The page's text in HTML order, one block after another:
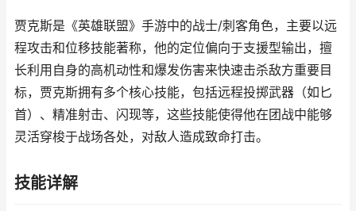
贾克斯是《英雄联盟》手游中的战士/刺客角色，主要以远
程攻击和位移技能著称，他的定位偏向于支援型输出，擅
长利用自身的高机动性和爆发伤害来快速击杀敌方重要目
标，贾克斯拥有多个核心技能，包括远程投掷武器（如匕
首）、精准射击、闪现等，这些技能使得他在团战中能够
灵活穿梭于战场各处，对敌人造成致命打击。
技能详解